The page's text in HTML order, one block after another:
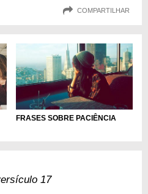
COMPARTILHAR
FRASES SOBRE PACIÊNCIA
17